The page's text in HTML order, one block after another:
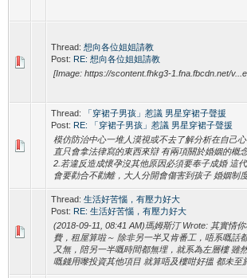
Thread: 想向各位姐姐請教
Post: RE: 想向各位姐姐請教
[Image: https://scontent.fhkg3-1.fna.fbcdn.net/
Thread:
「穿裙子男孩」惹議 男星穿裙子聲援
Post: RE: 「穿裙子男孩」惹議 男星穿裙子聲援
模仿防治中心一堆人漠視或不去了解分析在自己
直只會拿法律寫的東西來辯 有兩項關於婚姻的概
2.若違反造成懷孕沒其他原因必須要奉子成婚 這
會要勸合不勸離，大人分開會傷害到孩子 婚姻制
Thread: 生活好苦惱，有壓力好大
Post: RE: 生活好苦惱，有壓力好大
(2018-09-11, 08:41 AM)瑪姆斯汀 Wrote: 其實情
費，租屋算啦～ 除非另一半又肯番工，唔系嘅話
又無，陪另一半嘅時間都無埋，就系為左層樓 雖
嘅錢用嚟投資其他項目 就算唔及樓咁好搵 都未至